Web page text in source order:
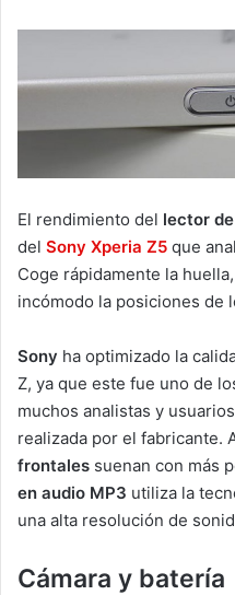
El rendimiento del lector
del Sony Xperia Z5 que
Coge rápidamente la
incómodo la posiciones de
Sony ha optimizado la
Z, ya que este fue uno de
muchos analistas y
realizada por el fabricante.
frontales suenan con más
en audio MP3 utiliza la
una alta resolución de
Cámara y batería